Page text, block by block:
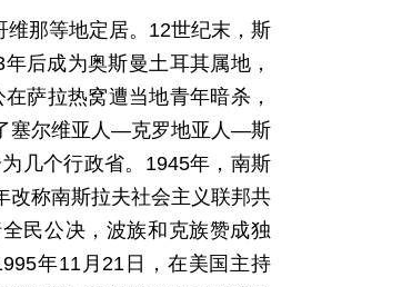
那等地定居。12世纪末，斯
后成为奥斯曼土耳其属地，
萨拉热窝遭当地青年暗杀，
塞尔维亚人—克罗地亚人—斯
几个行政省。1945年，南斯
改称南斯拉夫社会主义联邦共
民公决，波族和克族赞成独
年11月21日，在美国主持